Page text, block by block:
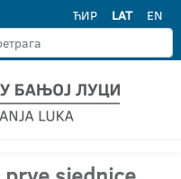
ЋИР LAT EN